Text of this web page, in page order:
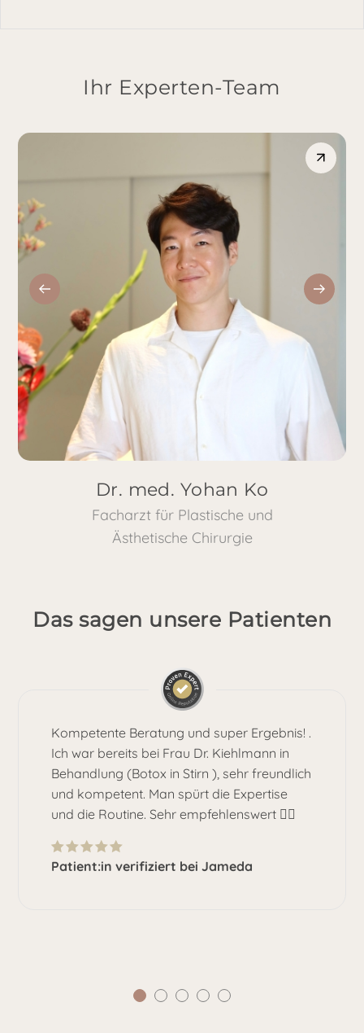
Ihr Experten-Team
Dr. med. Yohan Ko
Facharzt für Plastische und
Ästhetische Chirurgie
Das sagen unsere Patienten
Kompetente Beratung und super Ergebnis! .
Ich war bereits bei Frau Dr. Kiehlmann in
Behandlung (Botox in Stirn ), sehr freundlich
und kompetent. Man spürt die Expertise
und die Routine. Sehr empfehlenswert 👍🏽
Patient:in verifiziert bei Jameda